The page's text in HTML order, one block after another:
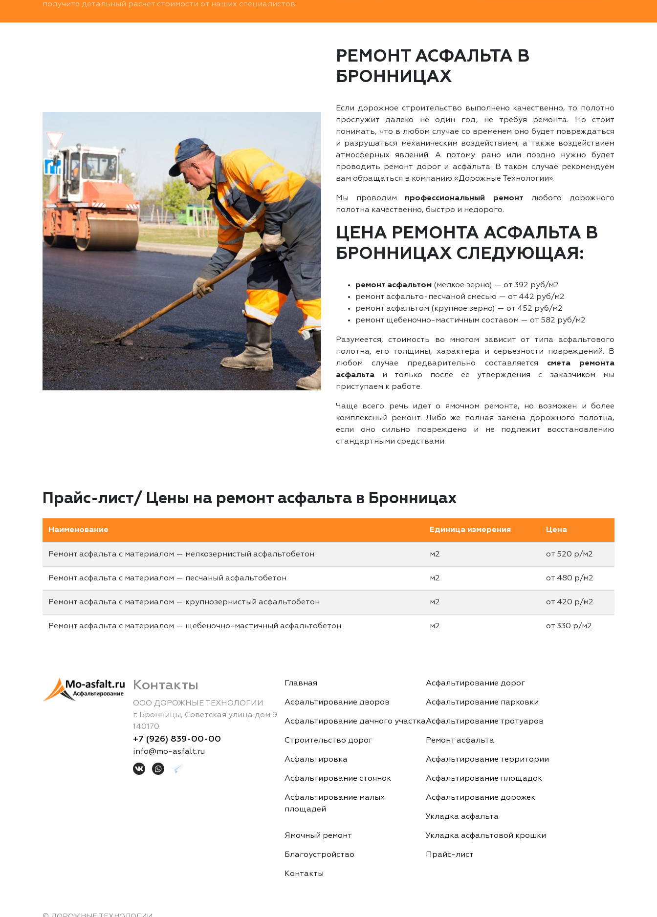
получите детальный расчет стоимости от наших специалистов
РЕМОНТ АСФАЛЬТА В
БРОННИЦАХ
Если дорожное строительство выполнено качественно, то полотно
прослужит далеко не один год, не требуя ремонта. Но стоит
понимать, что в любом случае со временем оно будет повреждаться
и разрушаться механическим воздействием, а также воздействием
атмосферных явлений. А потому рано или поздно нужно будет
проводить ремонт дорог и асфальта. В таком случае рекомендуем
вам обращаться в компанию «Дорожные Технологии».
Мы проводим профессиональный ремонт любого дорожного
полотна качественно, быстро и недорого.
ЦЕНА РЕМОНТА АСФАЛЬТА В
БРОННИЦАХ СЛЕДУЮЩАЯ:
ремонт асфальтом (мелкое зерно) — от 392 руб/м2
ремонт асфальто-песчаной смесью — от 442 руб/м2
ремонт асфальтом (крупное зерно) — от 452 руб/м2
ремонт щебеночно-мастичным составом — от 582 руб/м2
Разумеется, стоимость во многом зависит от типа асфальтового
полотна, его толщины, характера и серьезности повреждений. В
любом случае предварительно составляется смета ремонта
асфальта и только после ее утверждения с заказчиком мы
приступаем к работе.
Чаще всего речь идет о ямочном ремонте, но возможен и более
комплексный ремонт. Либо же полная замена дорожного полотна,
если оно сильно повреждено и не подлежит восстановлению
стандартными средствами.
Прайс-лист/ Цены на ремонт асфальта в Бронницах
Наименование Единица измерения Цена
Ремонт асфальта с материалом — мелкозернистый асфальтобетон м2 от 520 р/м2
Ремонт асфальта с материалом — песчаный асфальтобетон м2 от 480 р/м2
Ремонт асфальта с материалом — крупнозернистый асфальтобетон м2 от 420 р/м2
Ремонт асфальта с материалом — щебеночно-мастичный асфальтобетон м2 от 330 р/м2
Контакты
ООО ДОРОЖНЫЕ ТЕХНОЛОГИИ
г. Бронницы, Советская улица дом 9
140170
+7 (926) 839-00-00
info@mo-asfalt.ru
Главная Асфальтирование дорог
Асфальтирование дворов Асфальтирование парковки
Асфальтирование дачного участкаАсфальтирование тротуаров
Строительство дорог Ремонт асфальта
Асфальтировка Асфальтирование территории
Асфальтирование стоянок Асфальтирование площадок
Асфальтирование малых
площадей
Асфальтирование дорожек
Укладка асфальта
Ямочный ремонт Укладка асфальтовой крошки
Благоустройство Прайс-лист
Контакты